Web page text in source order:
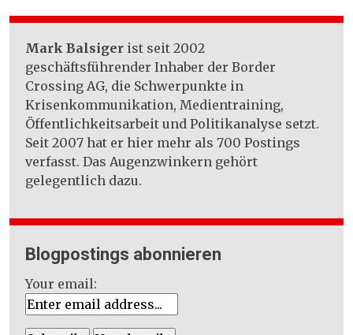
Mark Balsiger ist seit 2002
geschäftsführender Inhaber der Border
Crossing AG, die Schwerpunkte in
Krisenkommunikation, Medientraining,
Öffentlichkeitsarbeit und Politikanalyse setzt.
Seit 2007 hat er hier mehr als 700 Postings
verfasst. Das Augenzwinkern gehört
gelegentlich dazu.
Blogpostings abonnieren
Your email: